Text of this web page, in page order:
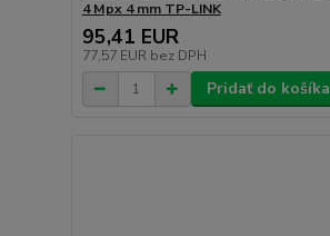
4 Mpx 4 mm TP-LINK
95,41 EUR
77,57 EUR bez DPH
Pridať do košíka